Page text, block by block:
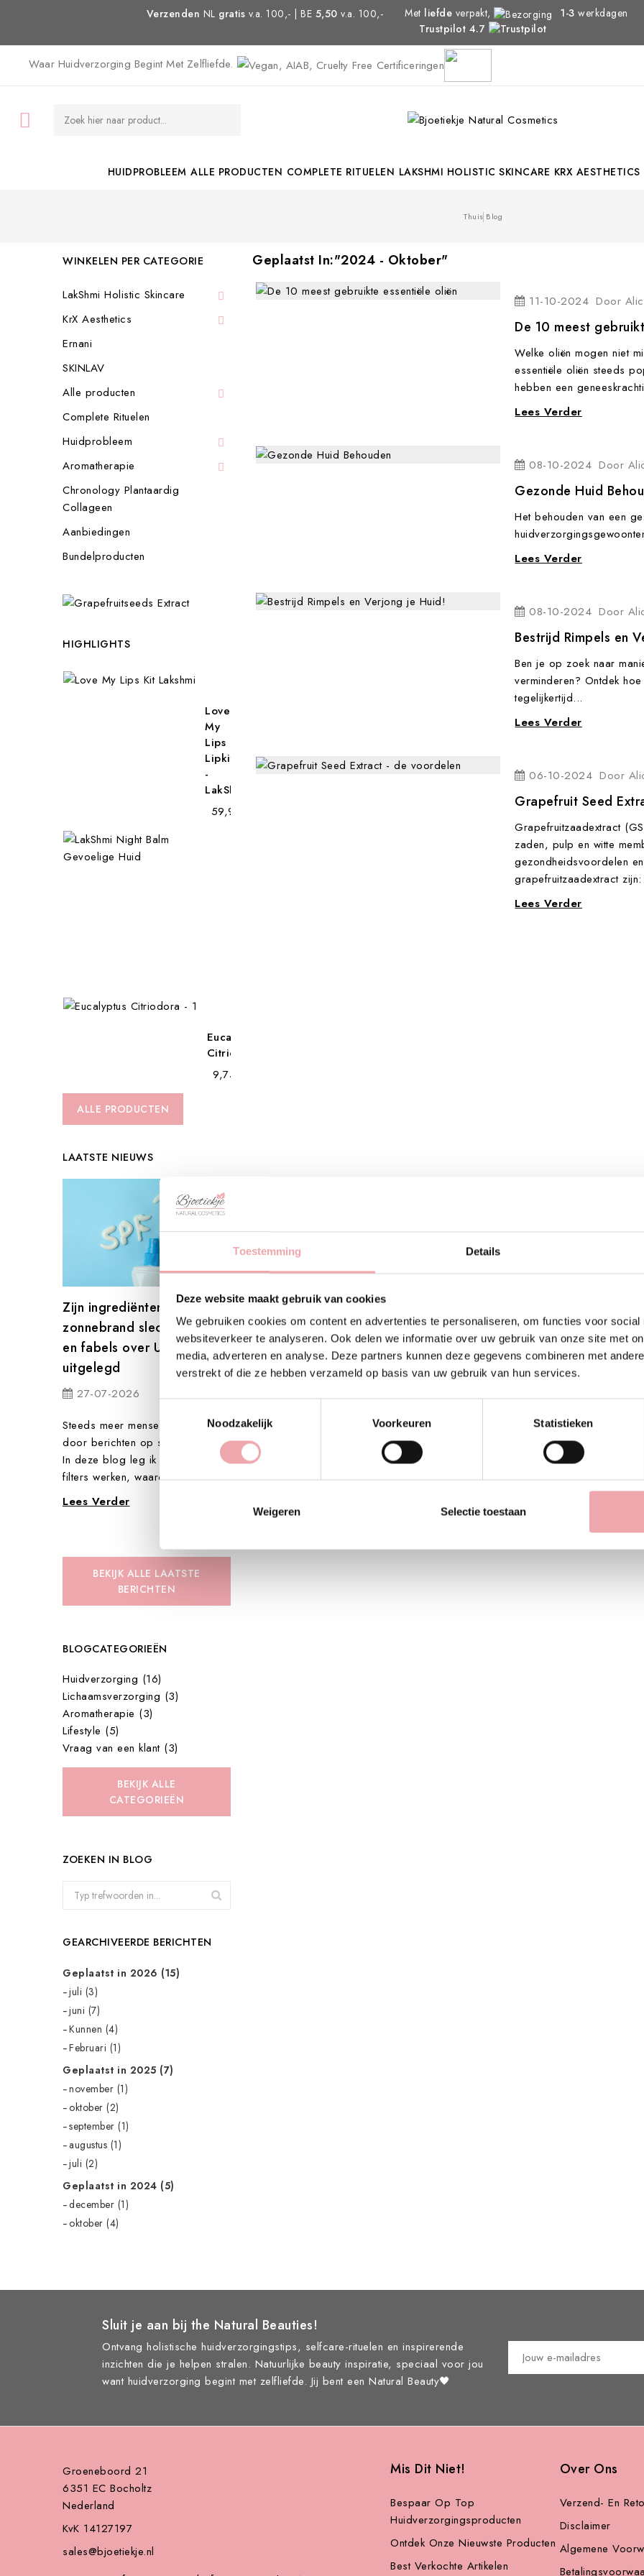
Toestemming Details
Deze website maakt gebruik van cookies
We gebruiken cookies om content en advertenties te personaliseren, om functies voor social
websiteverkeer te analyseren. Ook delen we informatie over uw gebruik van onze site met
media, adverteren en analyse. Deze partners kunnen deze gegevens combineren met
verstrekt of die ze hebben verzameld op basis van uw gebruik van hun services.
Noodzakelijk
Voorkeuren Statistieken
Weigeren Selectie toestaan
Verzenden NL gratis v.a. 100,- | BE 5,50 v.a. 100,- Met liefde verpakt, 1-3 werkdagen
Trustpilot 4.7
Waar Huidverzorging Begint Met Zelfliefde.

HUIDPROBLEEM ALLE PRODUCTEN COMPLETE RITUELEN LAKSHMI HOLISTIC SKINCARE KRX AESTHETICS
Thuis Blog
WINKELEN PER CATEGORIE
LakShmi Holistic Skincare 
KrX Aesthetics 
Ernani
SKINLAV
Alle producten

Complete Rituelen
Huidprobleem

Aromatherapie 
Chronology Plantaardig
Collageen
Aanbiedingen
Bundelproducten
HIGHLIGHTS
Love
My
Lips
Lipkit
-
LakShmi
€ 59,95
Eucalyptus
Citriodora...
€ 9,75
ALLE PRODUCTEN
LAATSTE NIEUWS
Zijn ingrediënten in
zonnebrand slecht? Feiten
en fabels over UV-filters
uitgelegd
27-07-2026
Steeds meer mensen twijfelen
door berichten op social media.
In deze blog leg ik uit hoe UV-
filters werken, waarom...
Lees Verder
Waarom massage zoveel
meer is dan ontspanning
24-07-2026
aan een luxe moment. Iets wat je
jezelf gunt tijdens een
wellnessdag of op vakantie....
Lees Verder
lange vliegreis?
15-07-2026
koffer is bijna ingepakt, je
paspoort ligt klaar en je kijkt uit
naar een paar...
Lees Verder
Heb je
meest
misverstanden
de zon toch...
BEKIJK ALLE LAATSTE
BERICHTEN
BLOGCATEGORIEËN
Huidverzorging (16)
Lichaamsverzorging (3)
Aromatherapie (3)
Lifestyle (5)
Vraag van een klant (3)
BEKIJK ALLE
CATEGORIEËN
ZOEKEN IN BLOG
GEARCHIVEERDE BERICHTEN
Geplaatst in 2026 (15)
juli (3)
juni (7)
Kunnen (4)
Februari (1)
Geplaatst in 2025 (7)
november (1)
oktober (2)
september (1)
augustus (1)
juli (2)
Geplaatst in 2024 (5)
december (1)
oktober (4)
Geplaatst In:"2024 - Oktober"
11-10-2024 Door
De 10 meest
Welke oliën mogen niet
essentiële oliën steeds
hebben een
Lees Verder
08-10-2024 Door
Gezonde Huid
Het behouden van een
Lees Verder
08-10-2024 Door
Bestrijd Rimpels en
Ben je op zoek naar
verminderen? Ontdek
tegelijkertijd...
Lees Verder
06-10-2024 Door
Grapefruit Seed
Grapefruitzaadextract
zaden, pulp en witte
gezondheidsvoordelen
grapefruitzaadextract zijn:
Lees Verder
Sluit je aan bij the Natural Beauties!
Ontvang holistische huidverzorgingstips, selfcare-rituelen en inspirerende
inzichten die je helpen stralen. Natuurlijke beauty inspiratie, speciaal voor jou
want huidverzorging begint met zelfliefde. Jij bent een Natural Beauty🖤
Groeneboord 21
6351 EC Bocholtz
Nederland
KvK 14127197
sales@bjoetiekje.nl
Mis Dit Niet!
Bespaar Op Top
Huidverzorgingsproducten
Ontdek Onze Nieuwste Producten
Best Verkochte Artikelen
Over Ons
Verzend- En
Disclaimer
Algemene